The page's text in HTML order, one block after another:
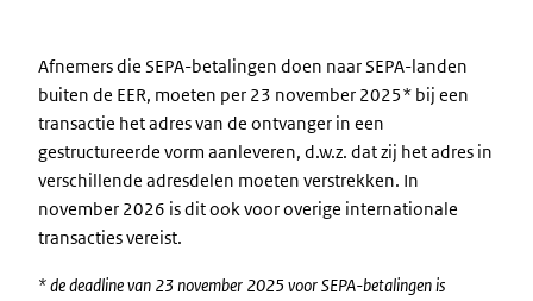
Afnemers die SEPA-betalingen doen naar SEPA-landen
buiten de EER, moeten per 23 november 2025* bij een
transactie het adres van de ontvanger in een
gestructureerde vorm aanleveren, d.w.z. dat zij het adres in
verschillende adresdelen moeten verstrekken. In
november 2026 is dit ook voor overige internationale
transacties vereist.
* de deadline van 23 november 2025 voor SEPA-betalingen is